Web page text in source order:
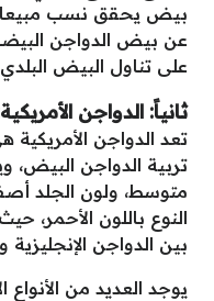
بيض يحقق نسب مبيعات
عن بيض الدواجن
على تناول البيض
ثانياً: الدواجن
تعد الدواجن الأمريكية
تربية الدواجن البيض،
متوسط، ولون الجلد
النوع باللون الأحمر،
بين الدواجن الإنجليزية
يوجد العديد من